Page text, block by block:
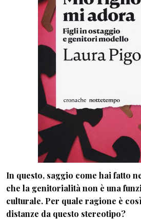
In questo, saggio come hai fatto
che la genitorialità non è una
culturale. Per quale ragione è
distanze da questo stereotipo?